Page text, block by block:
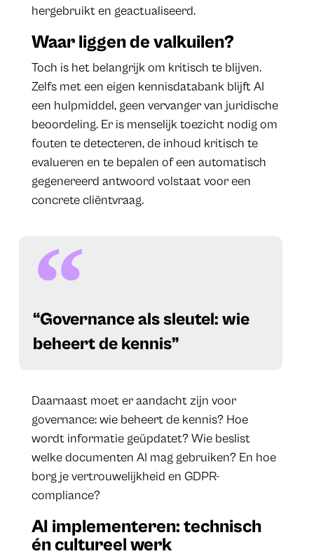
hergebruikt en geactualiseerd.
Waar liggen de valkuilen?
Toch is het belangrijk om kritisch te blijven.
Zelfs met een eigen kennisdatabank blijft AI
een hulpmiddel, geen vervanger van juridische
beoordeling. Er is menselijk toezicht nodig om
fouten te detecteren, de inhoud kritisch te
evalueren en te bepalen of een automatisch
gegenereerd antwoord volstaat voor een
concrete cliëntvraag.
“Governance als sleutel: wie
beheert de kennis”
Daarnaast moet er aandacht zijn voor
governance: wie beheert de kennis? Hoe
wordt informatie geüpdatet? Wie beslist
welke documenten AI mag gebruiken? En hoe
borg je vertrouwelijkheid en GDPR-
compliance?
AI implementeren: technisch
én cultureel werk